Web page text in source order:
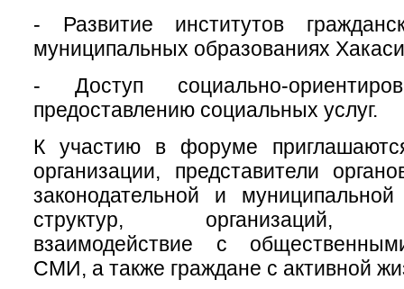
- Развитие институтов
муниципальных образованиях
- Доступ социально-
предоставлению социальных услуг.
К участию в форуме
организации, представители
законодательной и
структур, организаций,
взаимодействие с
СМИ, а также граждане с активной